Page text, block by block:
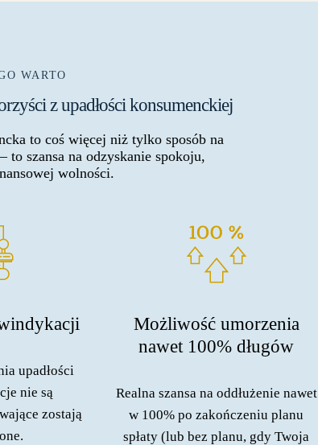
WARTO
z upadłości konsumenckiej
to coś więcej niż tylko sposób na
to szansa na odzyskanie spokoju,
wolności.
upadłości
nie są
zostają
Możliwość umorzenia
nawet 100% długów
Realna szansa na oddłużenie nawet
w 100% po zakończeniu planu
spłaty (lub bez planu, gdy Twoja